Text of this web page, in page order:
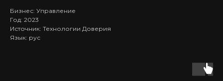
Бизнес: Управление
Год: 2023
Источник: Технологии Доверия
Язык: рус